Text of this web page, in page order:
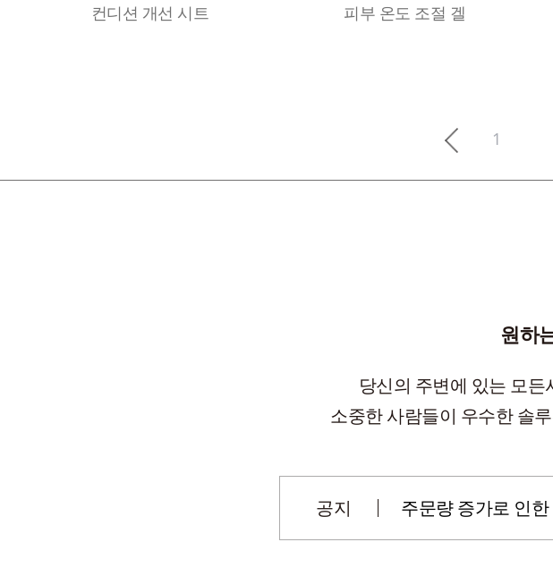
컨디션 개선 시트 피부 온도 조절 겔
1
원하
당신의 주변에 있는 모
소중한 사람들이 우수한 솔
공지 주문량 증가로 인